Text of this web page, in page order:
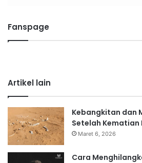
Fanspage
Artikel lain
Kebangkitan dan
Setelah Kematian
Maret 6, 2026
Cara